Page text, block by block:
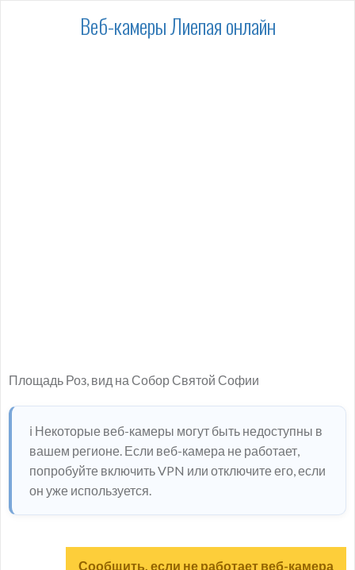
Веб-камеры Лиепая онлайн
Площадь Роз, вид на Собор Святой Софии
ℹ️ Некоторые веб-камеры могут быть недоступны в
вашем регионе. Если веб-камера не работает,
попробуйте включить VPN или отключите его, если
он уже используется.
Сообщить, если не работает веб-камера